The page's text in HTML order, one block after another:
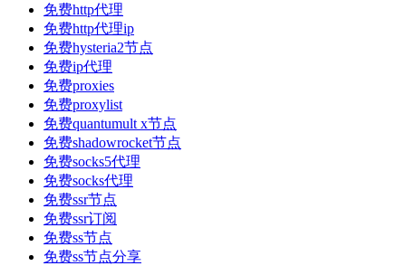
免费http代理
免费http代理ip
免费hysteria2节点
免费ip代理
免费proxies
免费proxylist
免费quantumult x节点
免费shadowrocket节点
免费socks5代理
免费socks代理
免费ssr节点
免费ssr订阅
免费ss节点
免费ss节点分享